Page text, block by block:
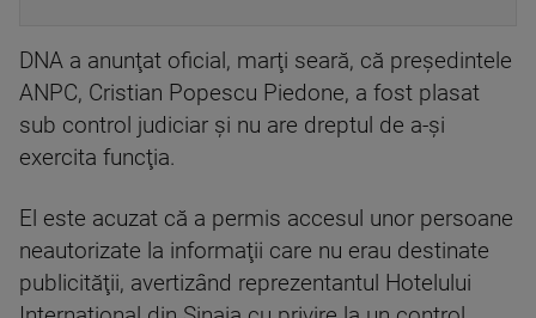
DNA a anunţat oficial, marţi seară, că preşedintele
ANPC, Cristian Popescu Piedone, a fost plasat
sub control judiciar şi nu are dreptul de a-şi
exercita funcţia.
El este acuzat că a permis accesul unor persoane
neautorizate la informaţii care nu erau destinate
publicităţii, avertizând reprezentantul Hotelului